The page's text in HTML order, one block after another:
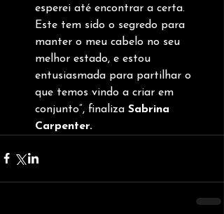
esperei até encontrar a certa.
Este tem sido o segredo para
manter o meu cabelo no seu
melhor estado, e estou
entusiasmada para partilhar o
que temos vindo a criar em
conjunto”, finaliza Sabrina
Carpenter.